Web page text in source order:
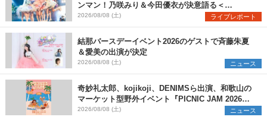
ンマン！乃咲みり＆今田優衣が決意語る＜
Onephony新体制1st Oneman Live はじまりの夏
＞
2026/08/08 (土) ライブレポート
結那バースデーイベント2026のゲストで斉藤朱夏
＆愛美の出演が決定
2026/08/08 (土) ニュース
奇妙礼太郎、kojikoji、DENIMSら出演、和歌山の
マーケット型野外イベント『PICNIC JAM 2026』
早割チケット発売開始
2026/08/08 (土) ニュース